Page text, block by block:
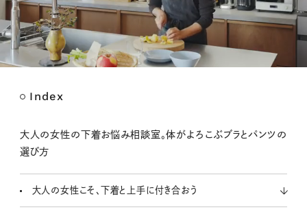
t
Index
大人の女性の下着お悩み相談室。体がよろこぶブラとパンツの
選び方
大人の女性こそ、下着と上手に付き合おう